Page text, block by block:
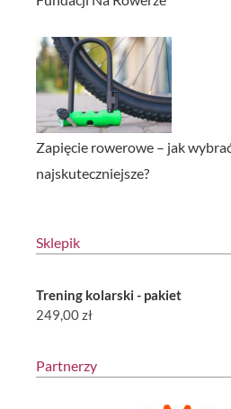
Zapięcie rowerowe – jak
najskuteczniejsze?
Sklepik
Trening kolarski - pakiet
249,00zł
Partnerzy